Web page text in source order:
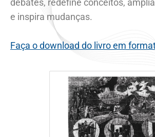
debates, redefine conceitos,
e inspira mudanças.
Faça o download do livro em